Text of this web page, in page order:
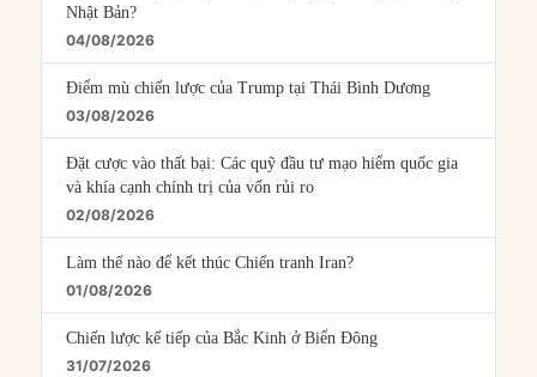
Nhật Bản?
04/08/2026
Điểm mù chiến lược của Trump tại Thái Bình Dương
03/08/2026
Đặt cược vào thất bại: Các quỹ đầu tư mạo hiểm quốc gia
và khía cạnh chính trị của vốn rủi ro
02/08/2026
Làm thế nào để kết thúc Chiến tranh Iran?
01/08/2026
Chiến lược kế tiếp của Bắc Kinh ở Biển Đông
31/07/2026